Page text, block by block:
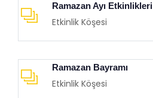
Ramazan Ayı Etkinlikleri
Etkinlik Köşesi
Ramazan Bayramı
Etkinlik Köşesi